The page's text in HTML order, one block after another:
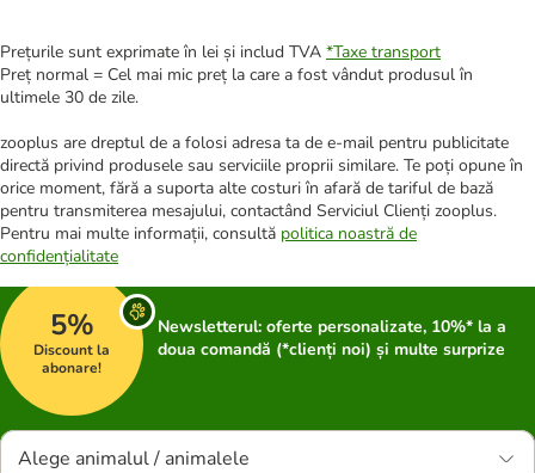
Prețurile sunt exprimate în lei și includ TVA *Taxe transport
Preț normal = Cel mai mic preț la care a fost vândut produsul în
ultimele 30 de zile.
zooplus are dreptul de a folosi adresa ta de e-mail pentru publicitate
directă privind produsele sau serviciile proprii similare. Te poți opune în
orice moment, fără a suporta alte costuri în afară de tariful de bază
pentru transmiterea mesajului, contactând Serviciul Clienți zooplus.
Pentru mai multe informații, consultă politica noastră de
confidențialitate
5%
Discount la
abonare!
Newsletterul: oferte personalizate, 10%* la a
doua comandă (*clienți noi) și multe surprize
Alege animalul / animalele